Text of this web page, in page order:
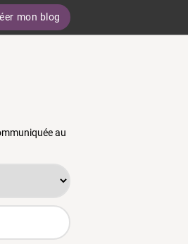
mon blog
au